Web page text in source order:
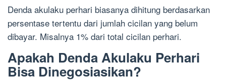
Denda akulaku perhari biasanya dihitung berdasarkan
persentase tertentu dari jumlah cicilan yang belum
dibayar. Misalnya 1% dari total cicilan perhari.
Apakah Denda Akulaku Perhari
Bisa Dinegosiasikan?